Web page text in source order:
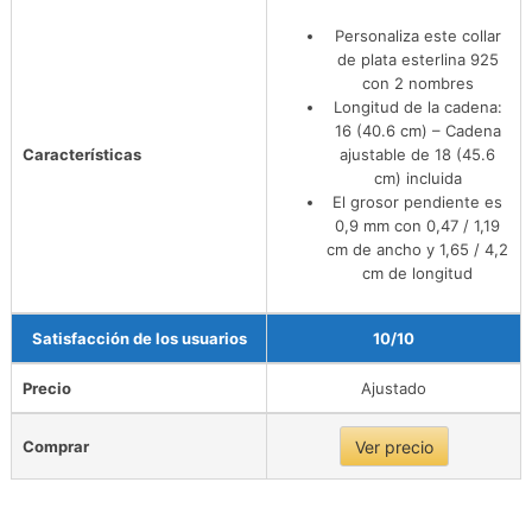
Características
Personaliza este collar
de plata esterlina 925
con 2 nombres
Longitud de la cadena:
16 (40.6 cm) – Cadena
ajustable de 18 (45.6
cm) incluida
El grosor pendiente es
0,9 mm con 0,47 / 1,19
cm de ancho y 1,65 / 4,2
cm de longitud
Satisfacción de los usuarios 10/10
Precio Ajustado
Comprar Ver precio